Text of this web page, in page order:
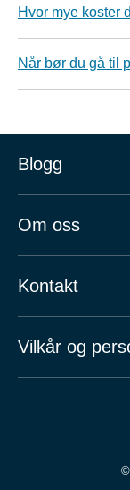
Hvor mye koster
Når bør du gå til
Blogg
Om oss
Kontakt
Vilkår og
©